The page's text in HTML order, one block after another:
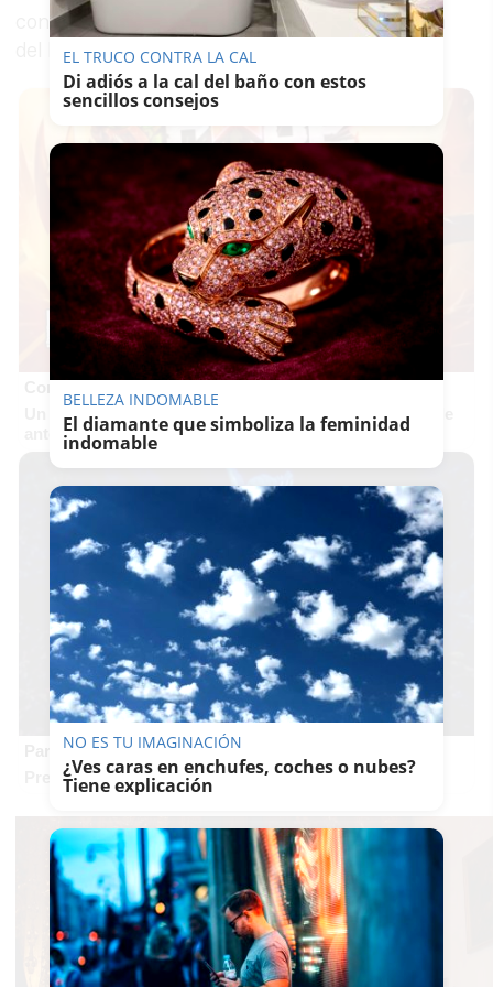
concurrió en las pasadas municipales en la lista
del PP como independiente.
Un verdadero MMORPG de la vieja escuela ¡Cómo los de
antes, pero mejor!
Parece ciencia ficción
Prepárate para alucinar con estas criaturas
EL TRUCO CONTRA LA CAL
Di adiós a la cal del baño con estos
sencillos consejos
BELLEZA INDOMABLE
El diamante que simboliza la feminidad
indomable
NO ES TU IMAGINACIÓN
¿Ves caras en enchufes, coches o nubes?
Tiene explicación